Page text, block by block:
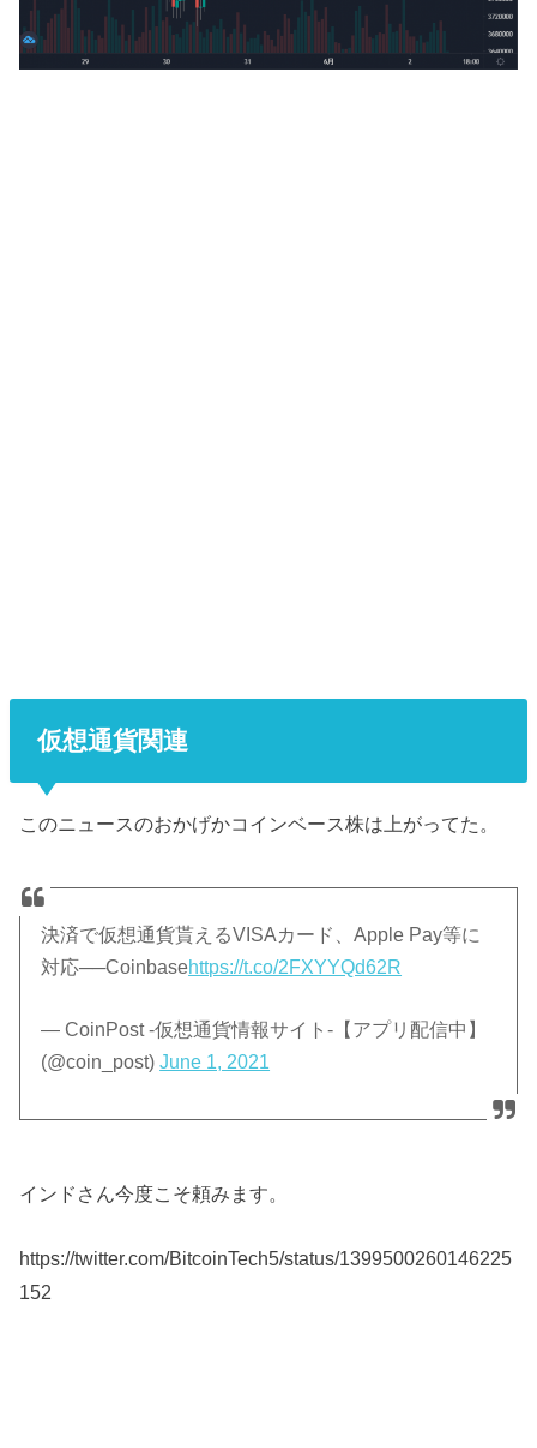
仮想通貨関連
このニュースのおかげかコインベース株は上がってた。
決済で仮想通貨貰えるVISAカード、Apple Pay等に
対応──Coinbasehttps://t.co/2FXYYQd62R
— CoinPost -仮想通貨情報サイト-【アプリ配信中】
(@coin_post)June 1, 2021
インドさん今度こそ頼みます。
https://twitter.com/BitcoinTech5/status/1399500260146225
152